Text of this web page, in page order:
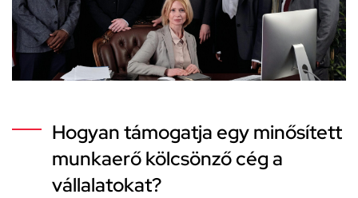
Hogyan támogatja egy minősített
munkaerő kölcsönző cég a
vállalatokat?